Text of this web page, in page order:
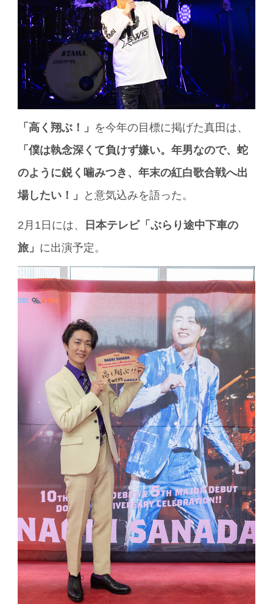
「高く翔ぶ！」 を今年の目標に掲げた真田は、
「僕は執念深くて負けず嫌い。年男なので、蛇
のように鋭く噛みつき、年末の紅白歌合戦へ出
場したい！」
と意気込みを語った。
2月1日には、
日本テレビ「ぶらり途中下車の
旅」 に出演予定。